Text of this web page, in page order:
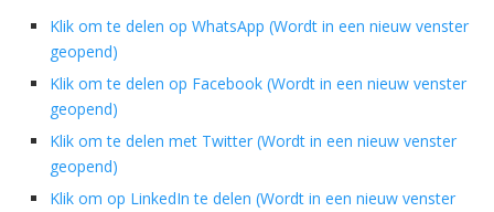
Klik om te delen op WhatsApp (Wordt in een nieuw venster
geopend)
Klik om te delen op Facebook (Wordt in een nieuw venster
geopend)
Klik om te delen met Twitter (Wordt in een nieuw venster
geopend)
Klik om op LinkedIn te delen (Wordt in een nieuw venster